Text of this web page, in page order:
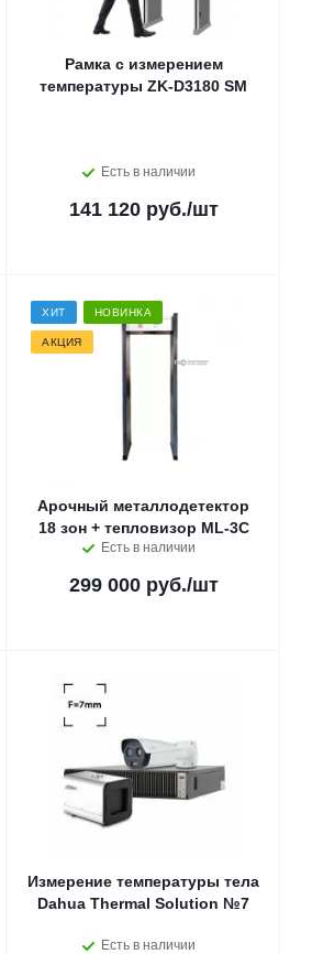
Рамка с измерением
температуры ZK-D3180 SM
Есть в наличии
141 120 руб./шт
ХИТ НОВИНКА
АКЦИЯ
Арочный металлодетектор
18 зон + тепловизор ML-3C
Есть в наличии
299 000 руб./шт
Измерение температуры тела
Dahua Thermal Solution №7
Есть в наличии